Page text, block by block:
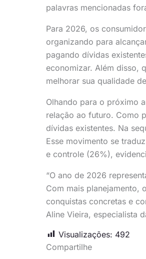
palavras mencionadas
Para 2026, os
organizando para
pagando dívidas
economizar. Além disso,
melhorar sua qualidade
Olhando para o próximo
relação ao futuro. Como
dívidas existentes. Na
Esse movimento se
e controle (26%),
“O ano de 2026
Com mais planejamento,
conquistas concretas e
Aline Vieira, especialista
Visualizações: 492
Compartilhe